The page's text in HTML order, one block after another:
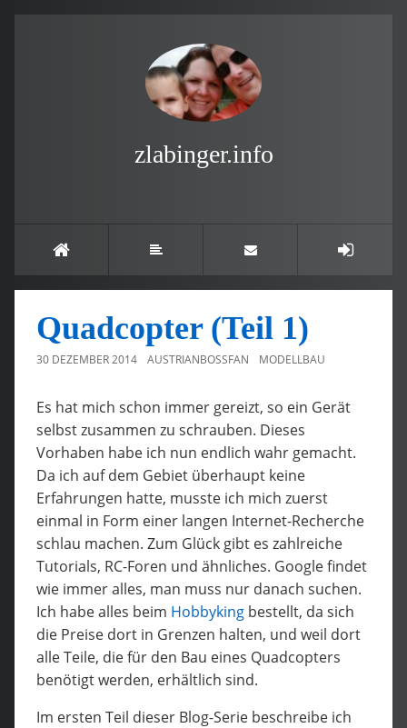
zlabinger.info
Quadcopter (Teil 1)
30 DEZEMBER 2014 AUSTRIANBOSSFAN MODELLBAU
Es hat mich schon immer gereizt, so ein Gerät
selbst zusammen zu schrauben. Dieses
Vorhaben habe ich nun endlich wahr gemacht.
Da ich auf dem Gebiet überhaupt keine
Erfahrungen hatte, musste ich mich zuerst
einmal in Form einer langen Internet-Recherche
schlau machen. Zum Glück gibt es zahlreiche
Tutorials, RC-Foren und ähnliches. Google findet
wie immer alles, man muss nur danach suchen.
Ich habe alles beim Hobbyking bestellt, da sich
die Preise dort in Grenzen halten, und weil dort
alle Teile, die für den Bau eines Quadcopters
benötigt werden, erhältlich sind.
Im ersten Teil dieser Blog-Serie beschreibe ich